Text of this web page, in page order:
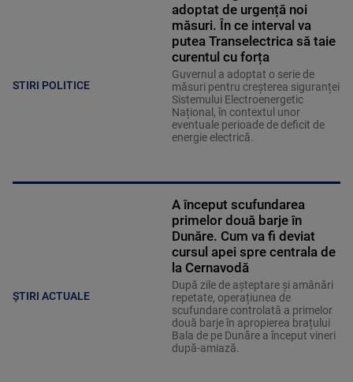
STIRI POLITICE
adoptat de urgență noi
măsuri. În ce interval va
putea Transelectrica să taie
curentul cu forța
Guvernul a adoptat o serie de
măsuri pentru creșterea siguranței
Sistemului Electroenergetic
Național, în contextul unor
eventuale perioade de deficit de
energie electrică.
ȘTIRI ACTUALE
A început scufundarea
primelor două barje în
Dunăre. Cum va fi deviat
cursul apei spre centrala de
la Cernavodă
După zile de așteptare și amânări
repetate, operațiunea de
scufundare controlată a primelor
două barje în apropierea brațului
Bala de pe Dunăre a început vineri
după-amiază.